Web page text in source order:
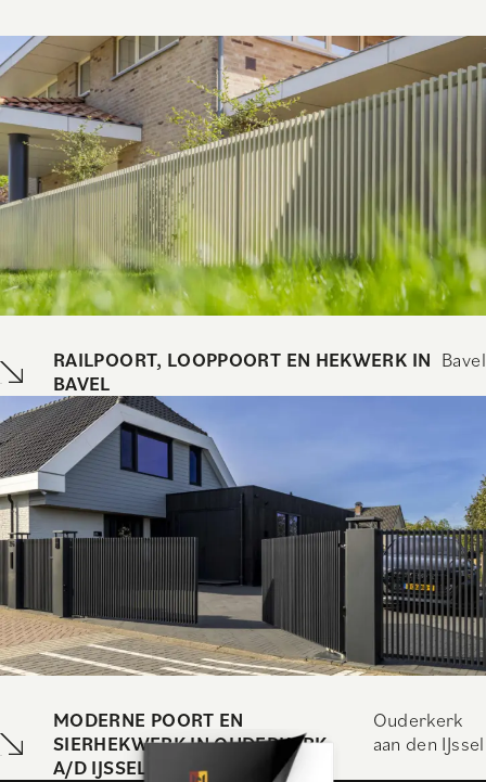
Bavel
RAILPOORT, LOOPPOORT EN HEKWERK IN
BAVEL
Ouderkerk
aan den IJssel
MODERNE POORT EN
SIERHEKWERK IN OUDERKERK
A/D IJSSEL